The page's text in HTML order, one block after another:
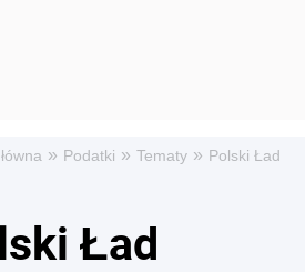
» Podatki » Tematy » Polski Ład
Ład